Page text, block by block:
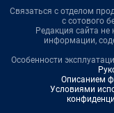
Связаться с отделом
с сотового
Редакция сайта не
информации,
Особенности
Описанием
Условиями